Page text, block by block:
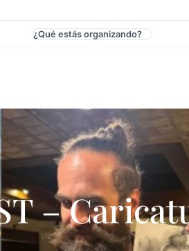
¿Qué estás organizando?
–